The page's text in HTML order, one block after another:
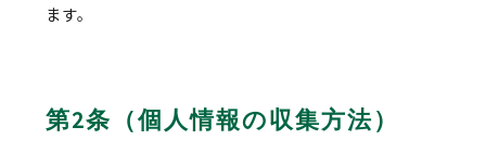
ます。
第2条（個人情報の収集方法）